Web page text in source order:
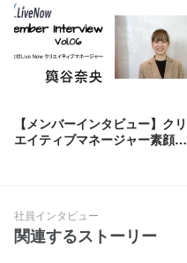
【メンバーインタビュー】クリ
エイティブマネージャー素顔に
社員インタビュー
関連するストーリー